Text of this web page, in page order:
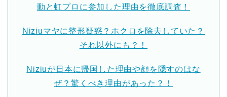
動と虹プロに参加した理由を徹底調査！
Niziuマヤに整形疑惑？ホクロを除去していた？
それ以外にも？！
Niziuが日本に帰国した理由や顔を隠すのはな
ぜ？驚くべき理由があった？！